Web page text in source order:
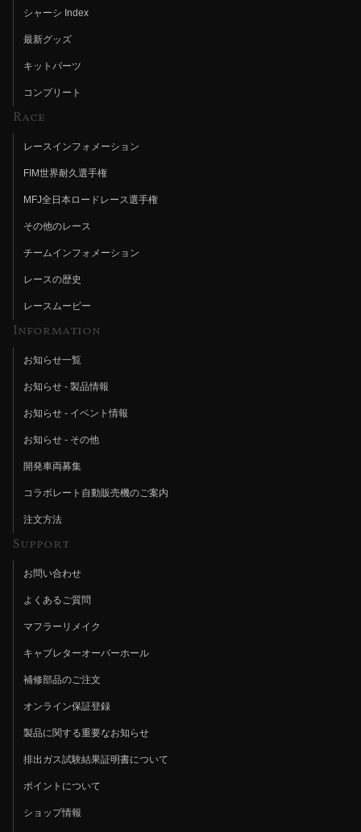
シャーシ Index
最新グッズ
キットパーツ
コンプリート
Race
レースインフォメーション
FIM世界耐久選手権
MFJ全日本ロードレース選手権
その他のレース
チームインフォメーション
レースの歴史
レースムービー
Information
お知らせ一覧
お知らせ - 製品情報
お知らせ - イベント情報
お知らせ - その他
開発車両募集
コラボレート自動販売機のご案内
注文方法
Support
お問い合わせ
よくあるご質問
マフラーリメイク
キャブレターオーバーホール
補修部品のご注文
オンライン保証登録
製品に関する重要なお知らせ
排出ガス試験結果証明書について
ポイントについて
ショップ情報